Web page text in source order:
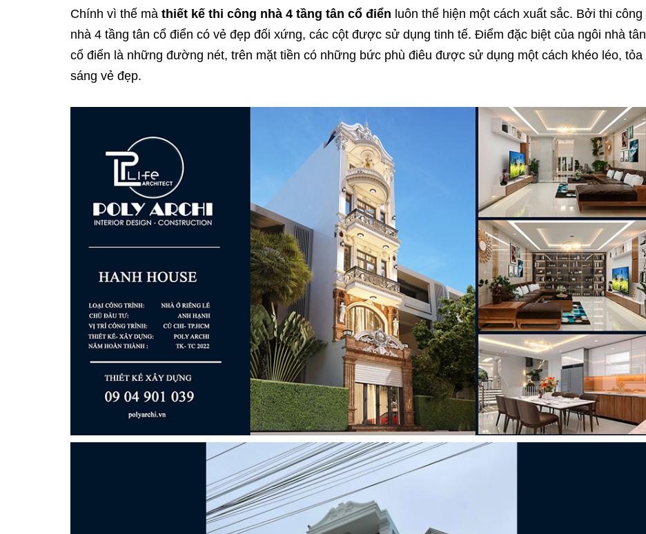
Chính vì thế mà thiết kế thi công nhà 4 tầng tân cổ điển luôn thể hiện một cách xuất sắc. Bởi thi công
nhà 4 tầng tân cổ điển có vẻ đẹp đối xứng, các cột được sử dụng tinh tế. Điểm đặc biệt của ngôi nhà tân
cổ điển là những đường nét, trên mặt tiền có những bức phù điêu được sử dụng một cách khéo léo, tỏa
sáng vẻ đẹp.